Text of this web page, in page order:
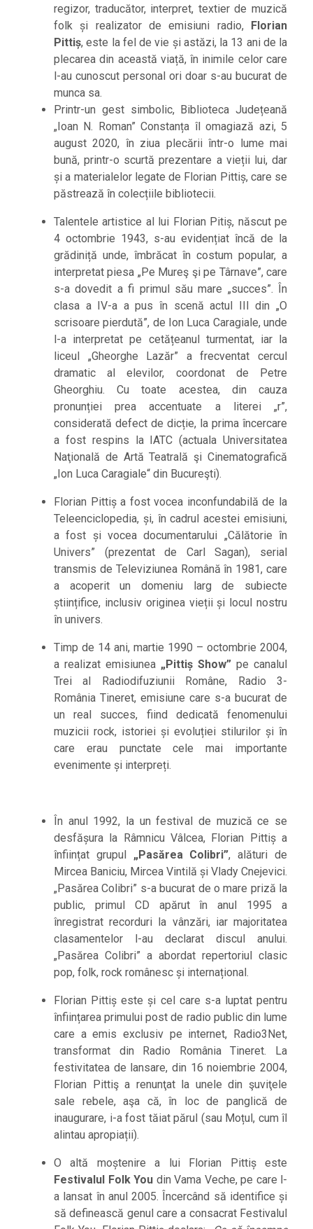
regizor, traducător, interpret, textier de muzică
folk și realizator de emisiuni radio,
Florian
Pittiș, este la fel de vie și astăzi, la 13 ani de la
plecarea din această viață, în inimile celor care
l-au cunoscut personal ori doar s-au bucurat de
munca sa.
Printr-un gest simbolic, Biblioteca Județeană
„Ioan N. Roman” Constanța îl omagiază azi, 5
august 2020, în ziua plecării într-o lume mai
bună, printr-o scurtă prezentare a vieții lui, dar
și a materialelor legate de Florian Pittiș, care se
păstrează în colecțiile bibliotecii.
Talentele artistice al lui Florian Pitiș, născut pe
4 octombrie 1943, s-au evidențiat încă de la
grădiniță unde, îmbrăcat în costum popular, a
interpretat piesa „Pe Mureş şi pe Târnave”, care
s-a dovedit a fi primul său mare „succes”. În
clasa a IV-a a pus în scenă actul III din „O
scrisoare pierdută”, de Ion Luca Caragiale, unde
l-a interpretat pe cetățeanul turmentat, iar la
liceul „Gheorghe Lazăr” a frecventat cercul
dramatic al elevilor, coordonat de Petre
Gheorghiu. Cu toate acestea, din cauza
pronunției prea accentuate a literei „r”,
considerată defect de dicție, la prima încercare
a fost respins la IATC (actuala Universitatea
Naţională de Artă Teatrală şi Cinematografică
„Ion Luca Caragiale“ din Bucureşti).
Florian Pittiș a fost vocea inconfundabilă de la
Teleenciclopedia, și, în cadrul acestei emisiuni,
a fost și vocea documentarului „Călătorie în
Univers” (prezentat de Carl Sagan), serial
transmis de Televiziunea Română în 1981, care
a acoperit un domeniu larg de subiecte
științifice, inclusiv originea vieții și locul nostru
în univers.
Timp de 14 ani, martie 1990 – octombrie 2004,
a realizat emisiunea „Pittiș Show” pe canalul
Trei al Radiodifuziunii Române, Radio 3-
România Tineret, emisiune care s-a bucurat de
un real succes, fiind dedicată fenomenului
muzicii rock, istoriei și evoluției stilurilor și în
care erau punctate cele mai importante
evenimente și interpreți.
În anul 1992, la un festival de muzică ce se
desfășura la Râmnicu Vâlcea, Florian Pittiș a
înființat grupul „Pasărea Colibri”, alături de
Mircea Baniciu, Mircea Vintilă și Vlady Cnejevici.
„Pasărea Colibri” s-a bucurat de o mare priză la
public, primul CD apărut în anul 1995 a
înregistrat recorduri la vânzări, iar majoritatea
clasamentelor l-au declarat discul anului.
„Pasărea Colibri” a abordat repertoriul clasic
pop, folk, rock românesc și internațional.
Florian Pittiș este și cel care s-a luptat pentru
înființarea primului post de radio public din lume
care a emis exclusiv pe internet, Radio3Net,
transformat din Radio România Tineret. La
festivitatea de lansare, din 16 noiembrie 2004,
Florian Pittiş a renunţat la unele din şuviţele
sale rebele, aşa că, în loc de panglică de
inaugurare, i-a fost tăiat părul (sau Moțul, cum îl
alintau apropiații).
O altă moștenire a lui Florian Pittiș este
Festivalul Folk You din Vama Veche, pe care l-
a lansat în anul 2005. Încercând să identifice și
să definească genul care a consacrat Festivalul